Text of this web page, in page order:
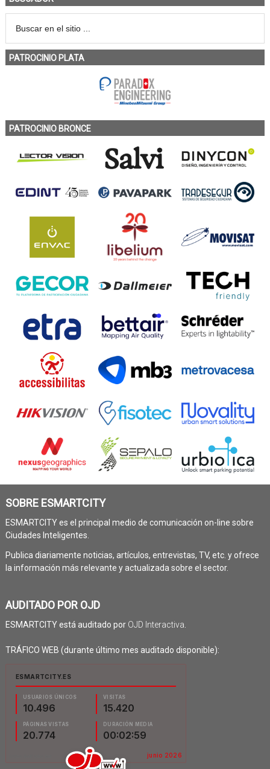
PATROCINIO PLATA
PATROCINIO BRONCE
SOBRE ESMARTCITY
ESMARTCITY es el principal medio de comunicación on-line sobre
Ciudades Inteligentes.
Publica diariamente noticias, artículos, entrevistas, TV, etc. y ofrece
la información más relevante y actualizada sobre el sector.
AUDITADO POR OJD
ESMARTCITY está auditado por OJD Interactiva
TRÁFICO WEB (durante último mes auditado disponible):